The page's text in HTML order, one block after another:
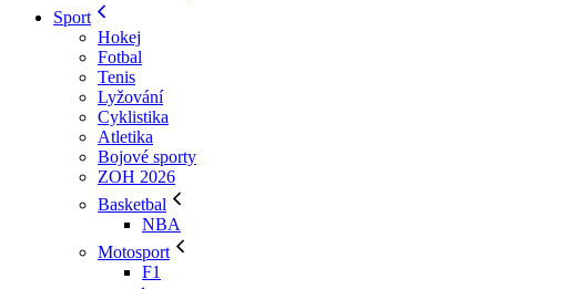
Sport
Hokej
Fotbal
Tenis
Lyžování
Cyklistika
Atletika
Bojové sporty
ZOH 2026
Basketbal
NBA
Motosport
F1